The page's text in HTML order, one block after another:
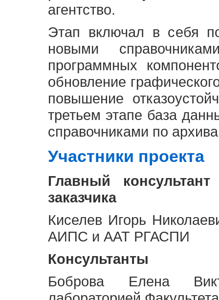
агентство.
Этап включал в себя
новыми
программных
обновление
повышение
третьем этапе база
справочниками по
Участники проекта
Главный
заказчика
Киселев Игорь
АИПС и ААТ РГАСПИ
Консультанты
Боброва Елена